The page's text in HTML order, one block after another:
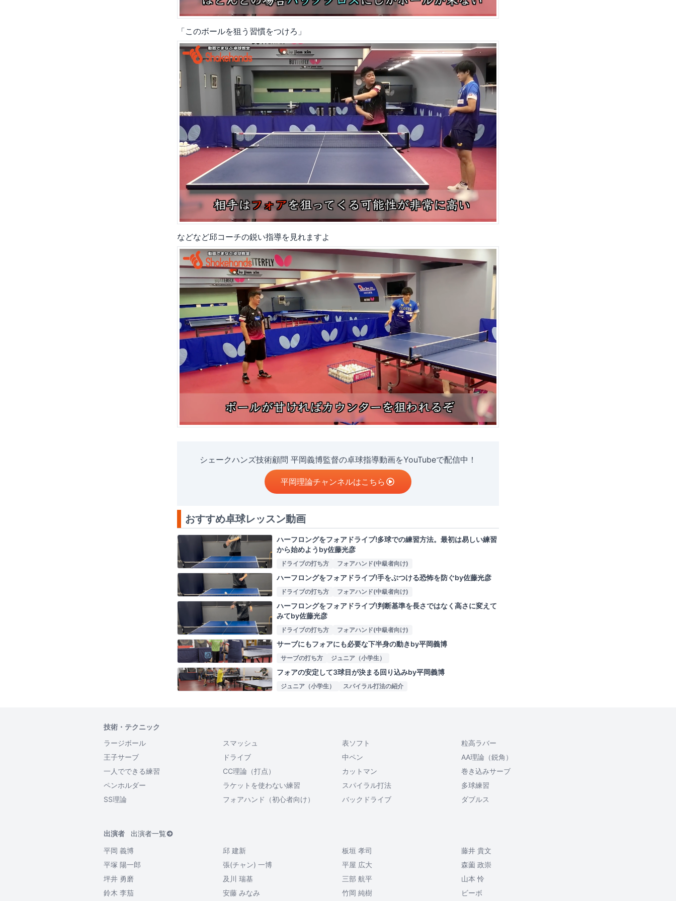
「このボールを狙う習慣をつけろ」
などなど邱コーチの鋭い指導を見れますよ
シェークハンズ技術顧問 平岡義博監督の卓球指導動画をYouTubeで配信中！
平岡理論チャンネルはこちら
おすすめ卓球レッスン動画
ハーフロングをフォアドライブ!多球での練習方法。最初は易しい練習
から始めようby佐藤光彦
ドライブの打ち方 フォアハンド(中級者向け)
ハーフロングをフォアドライブ!手をぶつける恐怖を防ぐby佐藤光彦
ドライブの打ち方 フォアハンド(中級者向け)
ハーフロングをフォアドライブ!判断基準を長さではなく高さに変えて
みてby佐藤光彦
ドライブの打ち方 フォアハンド(中級者向け)
サーブにもフォアにも必要な下半身の動きby平岡義博
サーブの打ち方 ジュニア（小学生）
フォアの安定して3球目が決まる回り込みby平岡義博
ジュニア（小学生） スパイラル打法の紹介
技術・テクニック
ラージボール
スマッシュ 表ソフト
粒高ラバー
王子サーブ
ドライブ 中ペン
AA理論（鋭角）
一人でできる練習
CC理論（打点） カットマン
巻き込みサーブ
ペンホルダー
ラケットを使わない練習 スパイラル打法
多球練習
SS理論
フォアハンド（初心者向け） バックドライブ ダブルス
出演者
出演者一覧
平岡 義博
邱 建新 板垣 孝司
藤井 貴文
平塚 陽一郎
張(チャン) 一博 平屋 広大
森薗 政崇
坪井 勇磨
及川 瑞基 三部 航平
山本 怜
鈴木 李茄
安藤 みなみ 竹岡 純樹 ビーボ